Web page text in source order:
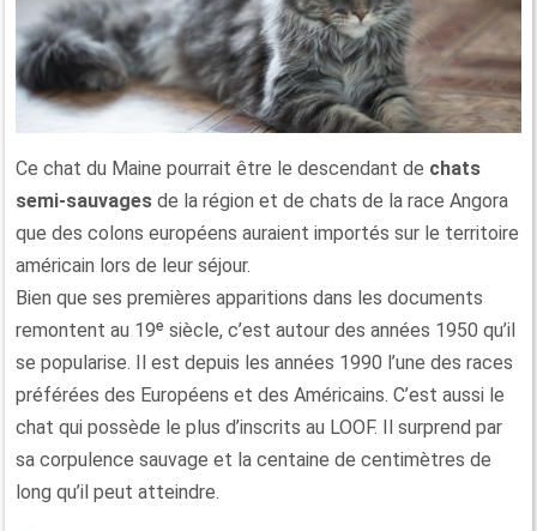
Ce chat du Maine pourrait être le descendant de chats
semi-sauvages de la région et de chats de la race Angora
que des colons européens auraient importés sur le territoire
américain lors de leur séjour.
Bien que ses premières apparitions dans les documents
remontent au 19ᵉ siècle, c’est autour des années 1950 qu’il
se popularise. Il est depuis les années 1990 l’une des races
préférées des Européens et des Américains. C’est aussi le
chat qui possède le plus d’inscrits au LOOF. Il surprend par
sa corpulence sauvage et la centaine de centimètres de
long qu’il peut atteindre.